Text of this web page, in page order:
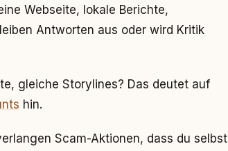
Webseite, lokale Berichte,
Antworten aus oder wird Kritik
gleiche Storylines? Das deutet auf
hin.
Scam-Aktionen, dass du selbst